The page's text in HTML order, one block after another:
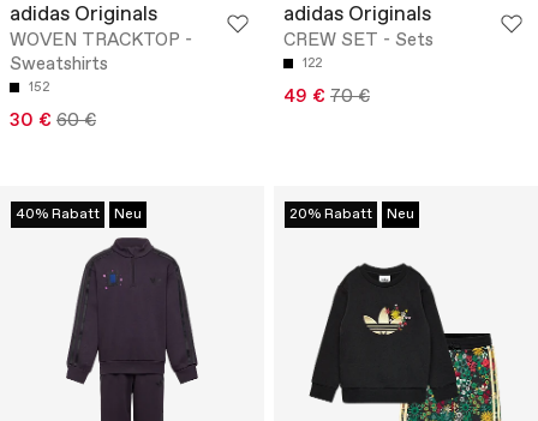
adidas Originals
WOVEN TRACKTOP -
Sweatshirts
152
30 € 60 €
adidas Originals
CREW SET - Sets
122
49 € 70 €
40% Rabatt Neu 20% Rabatt Neu